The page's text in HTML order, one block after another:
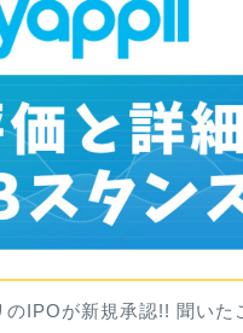
のIPOが新規承認!! 聞いた